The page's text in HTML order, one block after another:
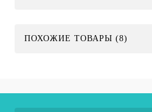
ПОХОЖИЕ ТОВАРЫ (8)